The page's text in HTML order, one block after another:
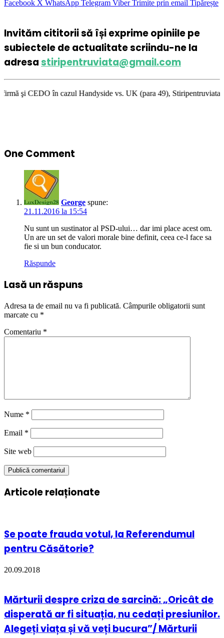
Facebook X WhatsApp Telegram Viber Trimite prin email Tipărește
Invităm cititorii să își exprime opiniile pe
subiectele de actualitate scriindu-ne la
adresastiripentruviata@gmail.com
cazul Handyside vs. UK (para 49), Stiripentruviata.ro
One Comment
George spune:
21.11.2016 la 15:54
Nu sunt un sustinator al PSD-ului… dar imi place acest om.
Un are un set de valori morale bine definit, ceea ce-l face sa
fie si un bun conducator.
Răspunde
Lasă un răspuns
Adresa ta de email nu va fi publicată. Câmpurile obligatorii sunt
marcate cu *
Comentariu *
Nume *
Email *
Site web
Articole relaționate
Se poate frauda votul, la Referendumul
pentru Căsătorie?
20.09.2018
Mărturii despre criza de sarcină: „Oricât de
disperată ar fi situația, nu cedați presiunilor.
Alegeți viața și vă veți bucura”/ Mărturii